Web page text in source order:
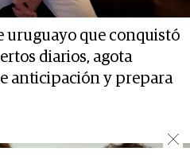
uruguayo que conquistó
diarios, agota
anticipación y prepara